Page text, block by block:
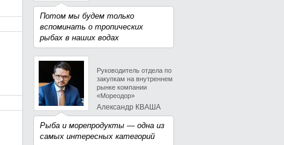
Потом мы будем только
вспоминать о тропических
рыбах в наших водах
Руководитель отдела по
закупкам на внутреннем
рынке компании
«Мореодор»
Александр КВАША
Рыба и морепродукты — одна из
самых интересных категорий